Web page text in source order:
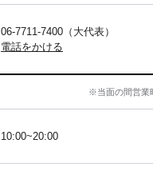
06-7711-7400（大代表）
電話をかける
※当面の間営業
10:00~20:00